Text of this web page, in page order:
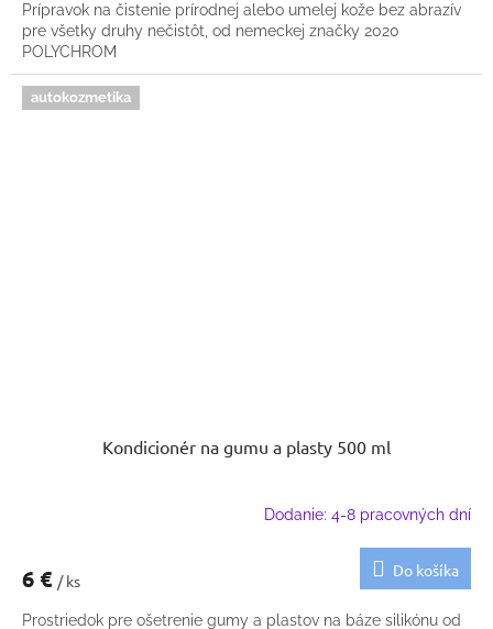
Prípravok na čistenie prírodnej alebo umelej kože bez abrazív
pre všetky druhy nečistôt, od nemeckej značky 2020
POLYCHROM
autokozmetika
Kondicionér na gumu a plasty 500 ml
Dodanie: 4-8 pracovných dní
6 € / ks
Do košíka
Prostriedok pre ošetrenie gumy a plastov na báze silikónu od